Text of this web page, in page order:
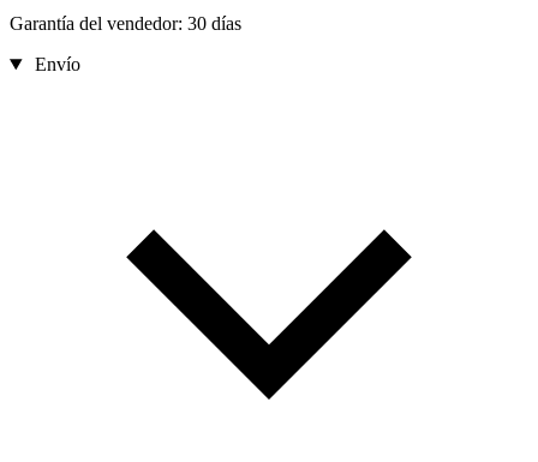
Garantía del vendedor: 30 días
Envío